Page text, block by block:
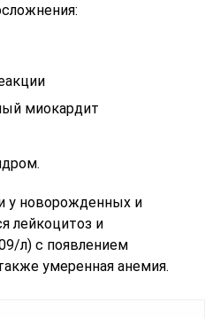
миокардит
у новорожденных и
лейкоцитоз и
л) с появлением
умеренная анемия.